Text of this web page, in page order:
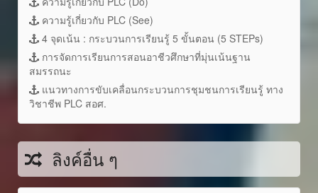
ความรู้เกี่ยวกับ PLC (See)
4 จุดเน้น : กระบวนการเรียนรู้ 5 ขั้นตอน (5 STEPs)
การจัดการเรียนการสอนอาชีวศึกษาที่มุ่นเน้นฐาน
สมรรถนะ
แนวทางการขับเคลื่อนกระบวนการชุมชนการเรียนรู้ ทาง
วิชาชีพ PLC สอศ.
ลิงค์อื่น ๆ